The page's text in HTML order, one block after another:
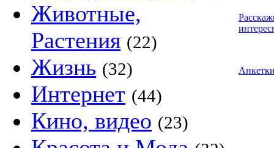
Животные,
Растения (22)
Жизнь (32)
Интернет (44)
Кино, видео (23)